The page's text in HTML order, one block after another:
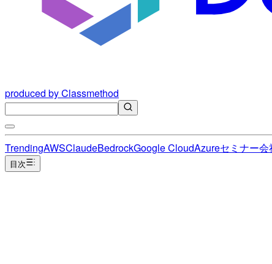
produced by Classmethod
TrendingAWSClaudeBedrockGoogle CloudAzureセミナー会
目次